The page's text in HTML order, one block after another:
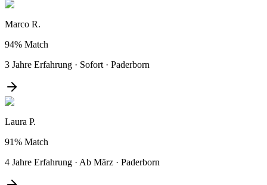
Marco R.
94% Match
3 Jahre Erfahrung · Sofort · Paderborn
Laura P.
91% Match
4 Jahre Erfahrung · Ab März · Paderborn